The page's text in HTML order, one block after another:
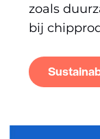
zoals
bij